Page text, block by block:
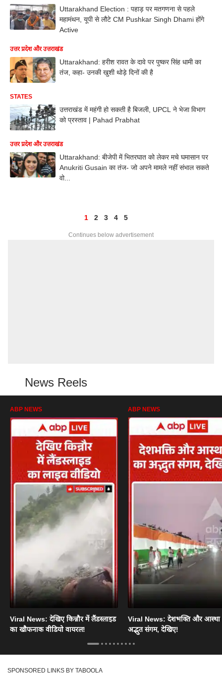
Uttarakhand Election : पहाड़ पर मतगणना से पहले
महामंथन, यूपी से लौटे CM Pushkar Singh Dhami होंगे
Active
उत्तर प्रदेश और उत्तराखंड
Uttarakhand: हरीश रावत के दावे पर पुष्कर सिंह धामी का
तंज, कहा- उनकी खुशी थोड़े दिनों की है
STATES
उत्तराखंड में महंगी हो सकती है बिजली, UPCL ने भेजा विभाग
को प्रस्ताव | Pahad Prabhat
उत्तर प्रदेश और उत्तराखंड
Uttarakhand: बीजेपी में भितरघात को लेकर मचे घमासान पर
Anukriti Gusain का तंज- जो अपने मामले नहीं संभाल सकते
वो...
1 2 3 4 5
Continues below advertisement
News Reels
ABP NEWS
Viral News: देखिए किन्नौर में लैंडस्लाइड
का खौफनाक वीडियो वायरल!
ABP NEWS
Viral News: देशभक्ति और आस्था
अद्भुत संगम, देखिए!
SPONSORED LINKS BY TABOOLA